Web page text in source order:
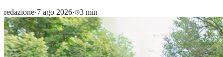
redazione·7 ago 2026· 3 min